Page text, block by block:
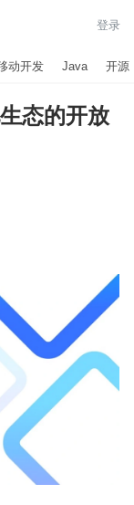
登录
动开发 Java 开源
态的开放